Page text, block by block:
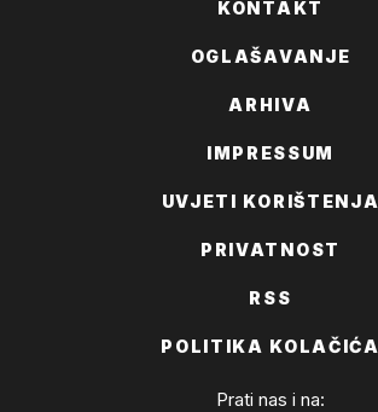
KONTAKT
OGLAŠAVANJE
ARHIVA
IMPRESSUM
UVJETI KORIŠTENJA
PRIVATNOST
RSS
POLITIKA KOLAČIĆA
Prati nas i na: